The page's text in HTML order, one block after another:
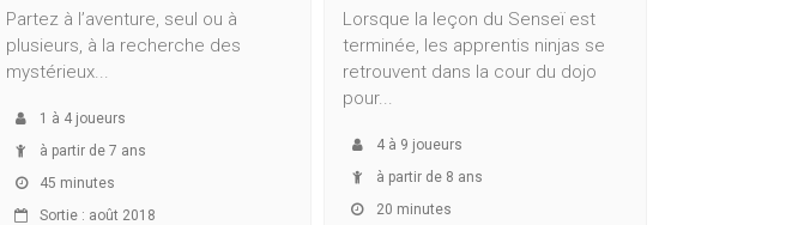
Partez à l’aventure, seul ou à
plusieurs, à la recherche des
mystérieux...
1 à 4 joueurs
à partir de 7 ans
45 minutes
Sortie : août 2018
Lorsque la leçon du Senseï est
terminée, les apprentis ninjas se
retrouvent dans la cour du dojo
pour...
4à 9 joueurs
à partir de 8 ans
20 minutes